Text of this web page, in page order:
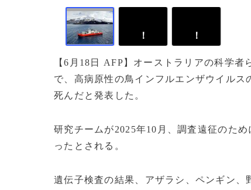
！ ！
【6月18日 AFP】オーストラリアの科学
で、高病原性の鳥インフルエンザウイル
死んだと発表した。
研究チームが2025年10月、調査遠征のた
ったとされる。
遺伝子検査の結果、アザラシ、ペンギン